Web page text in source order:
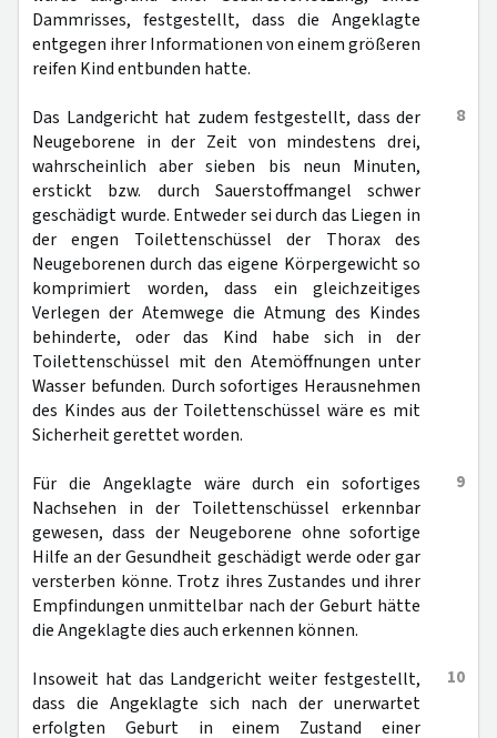
Dammrisses, festgestellt, dass die Angeklagte
entgegen ihrer Informationen von einem größeren
reifen Kind entbunden hatte.
8
Das Landgericht hat zudem festgestellt, dass der
Neugeborene in der Zeit von mindestens drei,
wahrscheinlich aber sieben bis neun Minuten,
erstickt bzw. durch Sauerstoffmangel schwer
geschädigt wurde. Entweder sei durch das Liegen in
der engen Toilettenschüssel der Thorax des
Neugeborenen durch das eigene Körpergewicht so
komprimiert worden, dass ein gleichzeitiges
Verlegen der Atemwege die Atmung des Kindes
behinderte, oder das Kind habe sich in der
Toilettenschüssel mit den Atemöffnungen unter
Wasser befunden. Durch sofortiges Herausnehmen
des Kindes aus der Toilettenschüssel wäre es mit
Sicherheit gerettet worden.
9
Für die Angeklagte wäre durch ein sofortiges
Nachsehen in der Toilettenschüssel erkennbar
gewesen, dass der Neugeborene ohne sofortige
Hilfe an der Gesundheit geschädigt werde oder gar
versterben könne. Trotz ihres Zustandes und ihrer
Empfindungen unmittelbar nach der Geburt hätte
die Angeklagte dies auch erkennen können.
10
Insoweit hat das Landgericht weiter festgestellt,
dass die Angeklagte sich nach der unerwartet
erfolgten Geburt in einem Zustand einer